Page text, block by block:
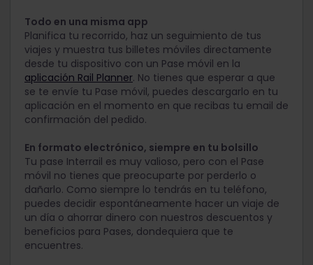
Todo en una misma app
Planifica tu recorrido, haz un seguimiento de tus
viajes y muestra tus billetes móviles directamente
desde tu dispositivo con un Pase móvil en la
aplicación Rail Planner. No tienes que esperar a que
se te envíe tu Pase móvil, puedes descargarlo en tu
aplicación en el momento en que recibas tu email de
confirmación del pedido.
En formato electrónico, siempre en tu bolsillo
Tu pase Interrail es muy valioso, pero con el Pase
móvil no tienes que preocuparte por perderlo o
dañarlo. Como siempre lo tendrás en tu teléfono,
puedes decidir espontáneamente hacer un viaje de
un día o ahorrar dinero con nuestros descuentos y
beneficios para Pases, dondequiera que te
encuentres.